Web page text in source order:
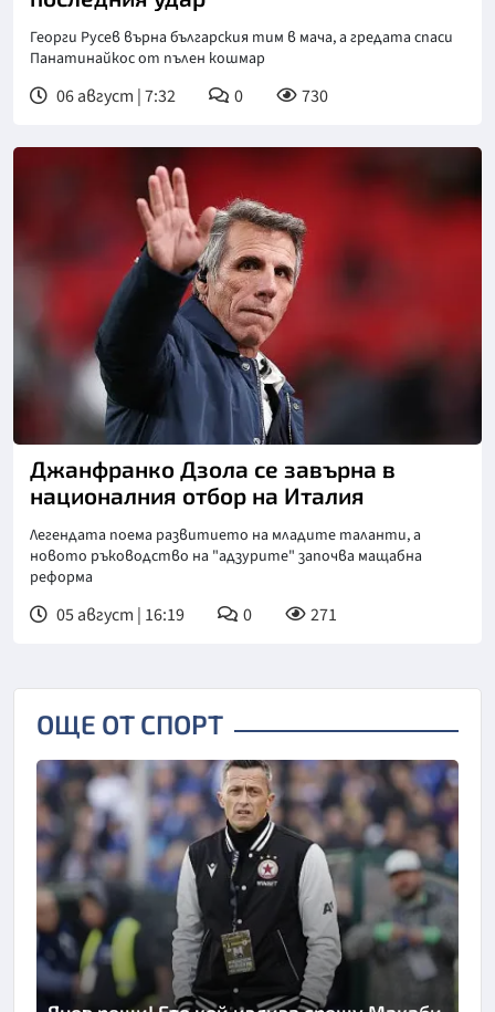
Георги Русев върна българския тим в мача, а гредата спаси
Панатинайкос от пълен кошмар
06 август | 7:32 0 730
Снимка: goggle
Джанфранко Дзола се завърна в
националния отбор на Италия
Легендата поема развитието на младите таланти, а
новото ръководство на "адзурите" започва мащабна
реформа
05 август | 16:19 0 271
ОЩЕ ОТ СПОРТ